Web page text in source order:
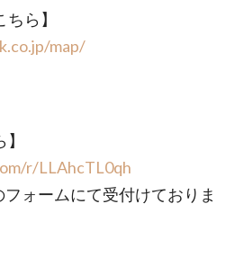
ら】
map/
r/LLAhcTL0qh
ォームにて受付けておりま